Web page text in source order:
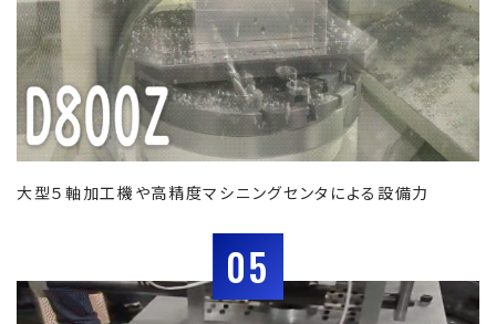
大型５軸加工機や高精度マシニングセンタによる設備力
05